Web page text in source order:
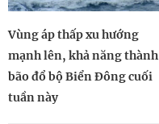
Vùng áp thấp xu hướng
mạnh lên, khả năng thành
bão đổ bộ Biển Đông cuối
tuần này